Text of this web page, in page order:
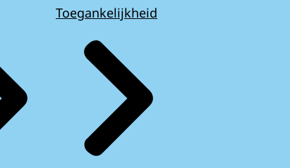
Toegankelijkheid